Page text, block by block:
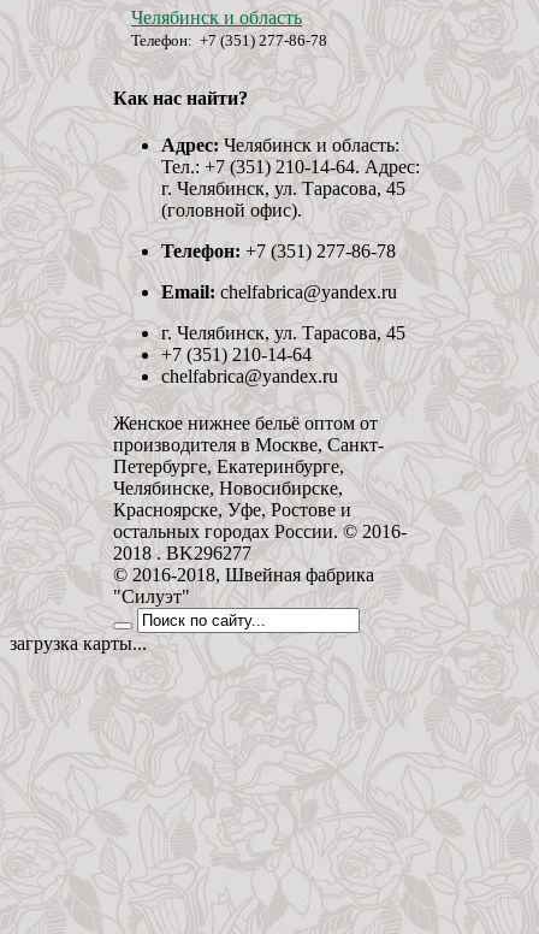
Челябинск и область
Телефон: +7 (351) 277-86-78
Как нас найти?
Адрес:Челябинск и область:
Тел.: +7 (351) 210-14-64. Адрес:
г. Челябинск, ул. Тарасова, 45
(головной офис).
Телефон: +7 (351) 277-86-78
Email:chelfabrica@yandex.ru
г. Челябинск, ул. Тарасова, 45
+7 (351) 210-14-64
chelfabrica@yandex.ru
Женское нижнее бельё оптом от
производителя в Москве, Санкт-
Петербурге, Екатеринбурге,
Челябинске, Новосибирске,
Красноярске, Уфе, Ростове и
остальных городах России. © 2016-
2018 . BK296277
© 2016-2018, Швейная фабрика
"Силуэт"
загрузка карты...